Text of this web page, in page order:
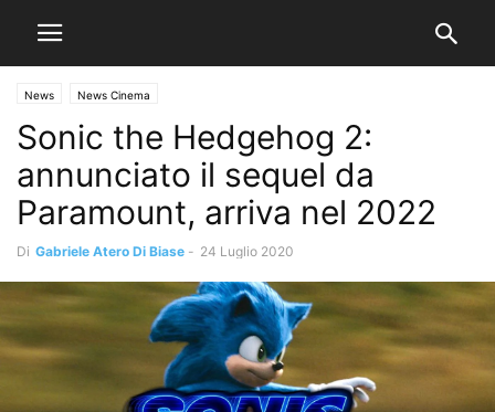
News News Cinema
Sonic the Hedgehog 2:
annunciato il sequel da
Paramount, arriva nel 2022
Di Gabriele Atero Di Biase - 24 Luglio 2020